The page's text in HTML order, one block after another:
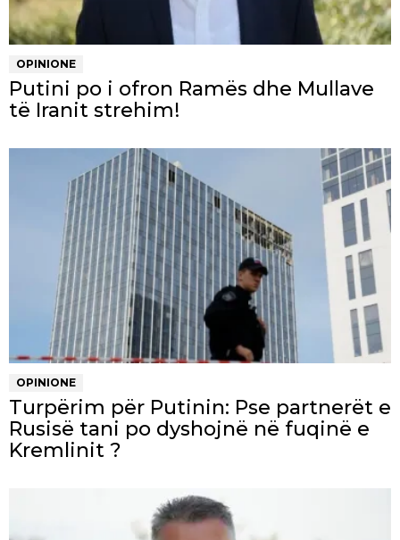
OPINIONE
Putini po i ofron Ramës dhe Mullave
të Iranit strehim!
OPINIONE
Turpërim për Putinin: Pse partnerët e
Rusisë tani po dyshojnë në fuqinë e
Kremlinit ?